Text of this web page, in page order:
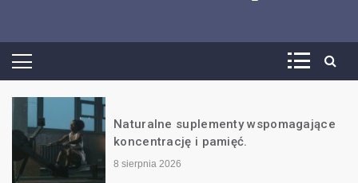
vademecum
wiedzy trening,
dieta i wiele
Czy elektrolity w suplementacji są
potrzebne?
8 lipca 2026